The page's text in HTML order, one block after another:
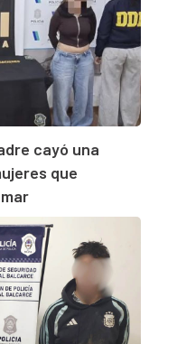
cayó una
que